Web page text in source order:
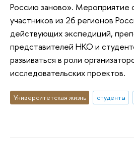
Россию заново». Мероприятие
участников из 26 регионов
действующих экспедиций,
представителей НКО и
развиваться в роли
исследовательских проектов.
Университетская жизнь студенты